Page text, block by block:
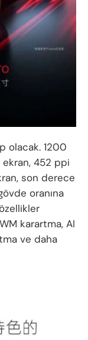
olacak. 1200
ekran, 452 ppi
son derece
oranına
karartma, AI
ve daha